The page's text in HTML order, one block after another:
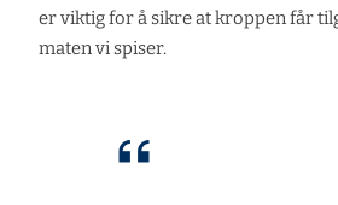
er viktig for å sikre at kroppen får
maten vi spiser.